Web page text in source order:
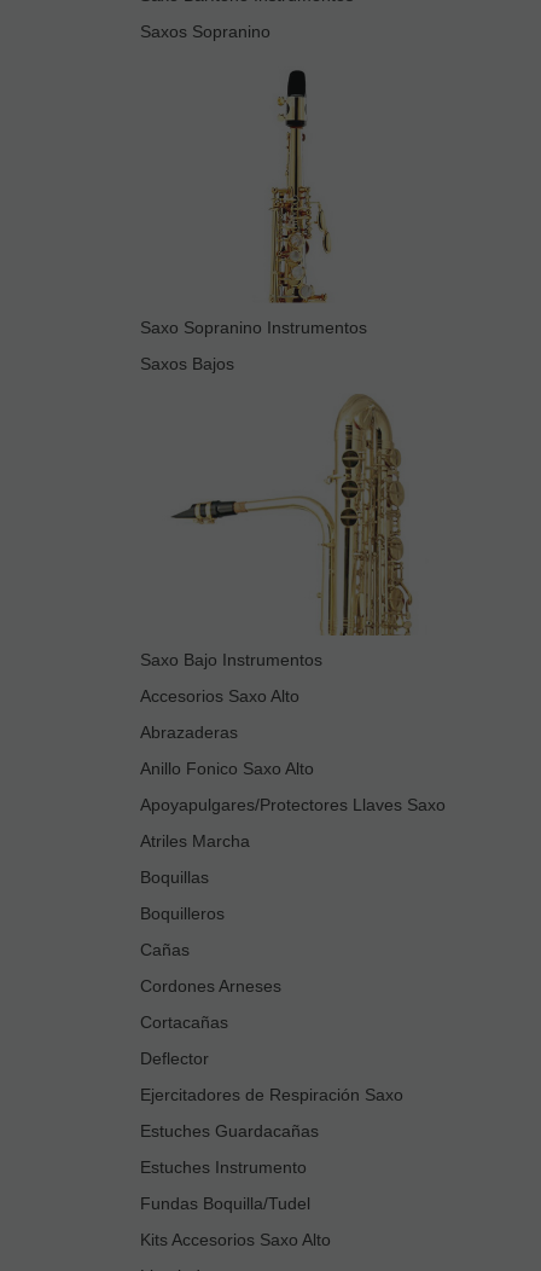
Saxos Sopranino
Saxo Sopranino Instrumentos
Saxos Bajos
Saxo Bajo Instrumentos
Accesorios Saxo Alto
Abrazaderas
Anillo Fonico Saxo Alto
Apoyapulgares/Protectores Llaves Saxo
Atriles Marcha
Boquillas
Boquilleros
Cañas
Cordones Arneses
Cortacañas
Deflector
Ejercitadores de Respiración Saxo
Estuches Guardacañas
Estuches Instrumento
Fundas Boquilla/Tudel
Kits Accesorios Saxo Alto